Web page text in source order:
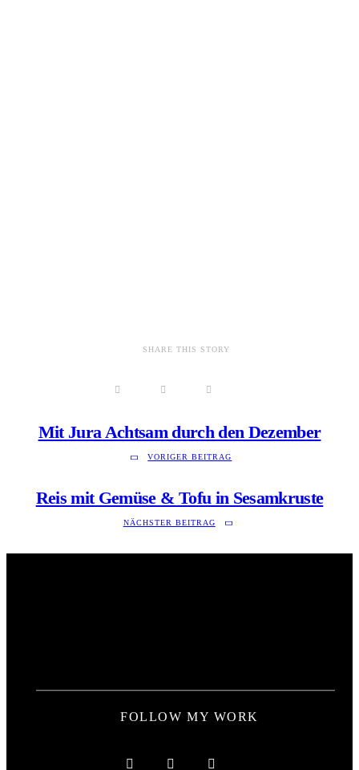
SHARE THIS STORY
Mit Jura Achtsam durch den Dezember
VORIGER BEITRAG
Reis mit Gemüse & Tofu in Sesamkruste
NÄCHSTER BEITRAG
FOLLOW MY WORK